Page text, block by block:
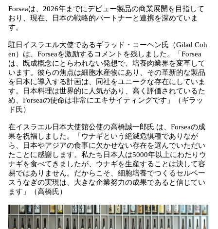
Forseaは、2026年までにデビュー製品の商業展開を目指して
おり、現在、日本の戦略的パートナーと連携を深めていま
す。
駐日イスラエル大使であるギラッド・コーヘン氏（Gilad Coh
en）は、Forseaを激励するコメントを残しました。「Forsea
は、既成概念にとらわれない発想で、培養肉業界を変革して
います。彼らの焦点は細胞水産物にあり、その革新的な製品
を日本に導入する計画は、同社をユニークな存在にしていま
す。日本料理は世界的に人気があり、高く評価されているた
め、Forseaの使命は非常にエキサイティングです」（ギラッ
ド氏）
在イスラエル日本大使館公使の高橋誠一郎氏 は、Forseaの成
果を祝福しました。「ウナギという絶滅危惧種でありなが
ら、日本やアジアの食事に欠かせない存在を選んでいただい
たことに感謝します。私たち日本人は5000年以上にわたりウ
ナギを食べてきましたが、ウナギを生産することは決して容
易ではありません。だからこそ、細胞培養でつくるセルベー
スうなぎの実現は、大きな企業努力の成果であると信じてい
ます」（高橋氏）